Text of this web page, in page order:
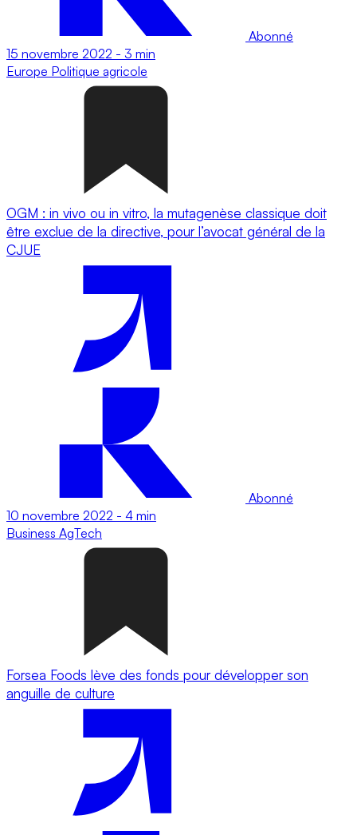
Abonné
15 novembre 2022 - 3 min
Europe Politique agricole
OGM : in vivo ou in vitro, la mutagenèse classique doit
être exclue de la directive, pour l’avocat général de la
CJUE
Abonné
10 novembre 2022 - 4 min
Business AgTech
Forsea Foods lève des fonds pour développer son
anguille de culture